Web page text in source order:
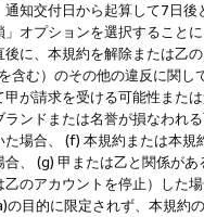
知交付日から起算して7日
オプションを選択するこ
に、本規約を解除または乙
含む）のその他の違反に関
が請求を受ける可能性また
ンドまたは名誉が損なわれ
場合、 (f) 本規約または本
、 (g) 甲または乙と関係が
のアカウントを停止）した
目的に限定されず、本規